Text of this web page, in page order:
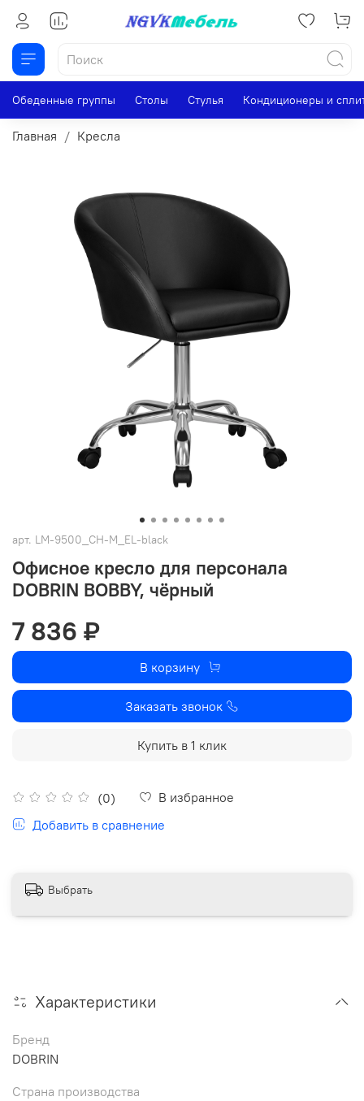
Обеденные группы Столы Стулья Кондиционеры и
Главная Кресла
арт. LM-9500_CH-M_EL-black
Офисное кресло для персонала
DOBRIN BOBBY, чёрный
(0)
В избранное
Добавить в сравнение
7 836 ₽
В корзину
Заказать звонок
Купить в 1 клик
Выбрать
Характеристики
Бренд
DOBRIN
Страна производства